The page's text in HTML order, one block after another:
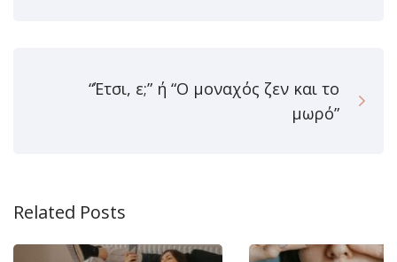
“Έτσι, ε;” ή “Ο μοναχός ζεν και το
μωρό”
Related Posts